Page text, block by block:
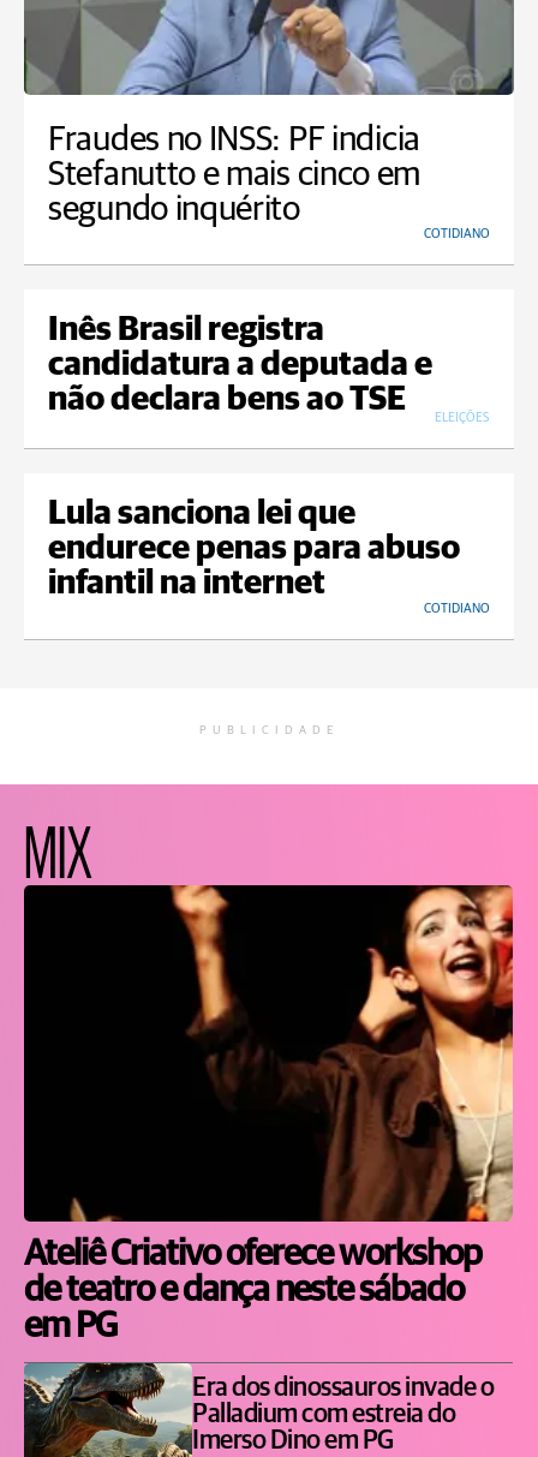
Fraudes no INSS: PF indicia
Stefanutto e mais cinco em
segundo inquérito
COTIDIANO
Inês Brasil registra
candidatura a deputada e
não declara bens ao TSE
ELEIÇÕES
Lula sanciona lei que
endurece penas para abuso
infantil na internet
COTIDIANO
PUBLICIDADE
MIX
Ateliê Criativo oferece workshop
de teatro e dança neste sábado
em PG
Era dos dinossauros invade o
Palladium com estreia do
Imerso Dino em PG